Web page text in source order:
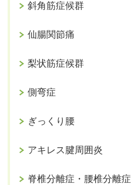
斜角筋症候群
仙腸関節痛
梨状筋症候群
側弯症
ぎっくり腰
アキレス腱周囲炎
脊椎分離症・腰椎分離症